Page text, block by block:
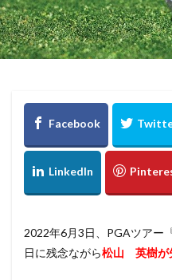
2022年6月3日、PGAツアー
日に残念ながら松山 英樹が